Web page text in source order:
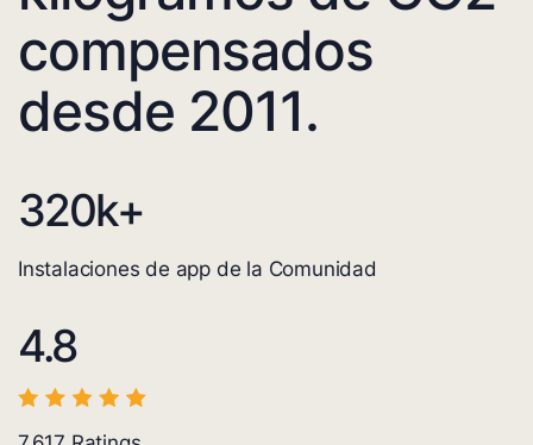
compensados
desde 2011.
320k+
Instalaciones de app de la Comunidad
4.8